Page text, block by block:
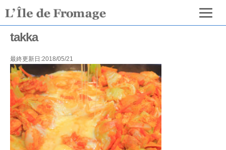
takka
最終更新日:2018/05/21